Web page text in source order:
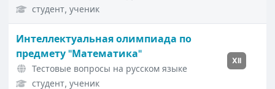
студент, ученик
Интеллектуальная олимпиада по
предмету "Математика"
Тестовые вопросы на русском языке
студент, ученик
XII